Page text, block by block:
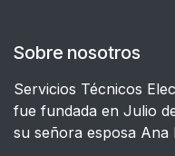
Sobre nosotros
Servicios Técnicos
fue fundada en Julio
su señora esposa Ana